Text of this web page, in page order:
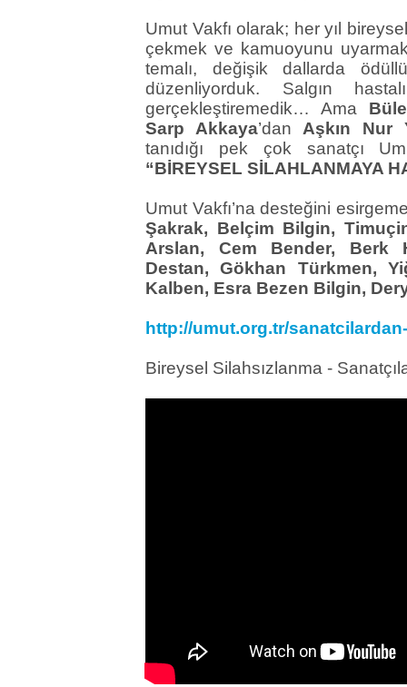
Umut Vakfı olarak; her yıl
çekmek ve kamuoyunu uyarmak
temalı, değişik dallarda
düzenliyorduk. Salgın
gerçekleştiremedik… Ama
Sarp Akkaya’danAşkın Nur
tanıdığı pek çok sanatçı
“BİREYSEL SİLAHLANMAYA
Umut Vakfı’na desteğini
Şakrak, Belçim Bilgin,
Arslan, Cem Bender, Berk
Destan, Gökhan Türkmen,
Kalben, Esra Bezen Bilgin,
http://umut.org.tr/
Bireysel Silahsızlanma -